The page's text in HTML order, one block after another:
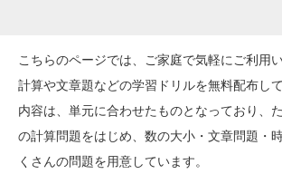
こちらのページでは、ご家庭で気軽にご利用
計算や文章題などの学習ドリルを無料配布して
内容は、単元に合わせたものとなっており、
の計算問題をはじめ、数の大小・文章問題・
くさんの問題を用意しています。